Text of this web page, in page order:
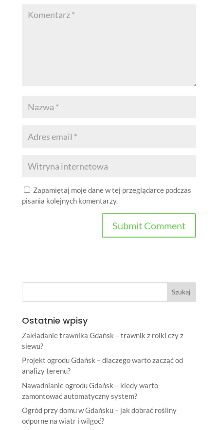
Zapamiętaj moje dane w tej przeglądarce podczas
pisania kolejnych komentarzy.
Ostatnie wpisy
Zakładanie trawnika Gdańsk – trawnik z rolki czy z
siewu?
Projekt ogrodu Gdańsk – dlaczego warto zacząć od
analizy terenu?
Nawadnianie ogrodu Gdańsk – kiedy warto
zamontować automatyczny system?
Ogród przy domu w Gdańsku – jak dobrać rośliny
odporne na wiatr i wilgoć?